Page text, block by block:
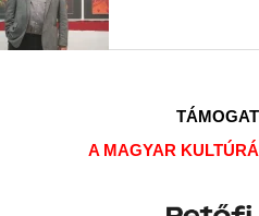
A MAGYAR